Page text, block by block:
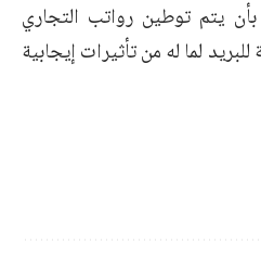
يتم توطين رواتب التجاري
لما له من تأثيرات إيجابية